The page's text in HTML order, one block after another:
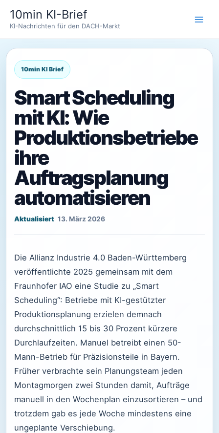
Inhalt
springen
10min KI-Brief
KI-Nachrichten für den DACH-Markt
Smart Scheduling
mit KI: Wie
Produktionsbetriebe
ihre
Auftragsplanung
automatisieren
13. März 2026
Die Allianz Industrie 4.0 Baden-Württemberg
veröffentlichte 2025 gemeinsam mit dem
Fraunhofer IAO eine Studie zu „Smart
Scheduling“: Betriebe mit KI-gestützter
Produktionsplanung erzielen demnach
durchschnittlich 15 bis 30 Prozent kürzere
Durchlaufzeiten. Manuel betreibt einen 50-
Mann-Betrieb für Präzisionsteile in Bayern.
Früher verbrachte sein Planungsteam jeden
Montagmorgen zwei Stunden damit, Aufträge
manuell in den Wochenplan einzusortieren – und
trotzdem gab es jede Woche mindestens eine
ungeplante Verschiebung.